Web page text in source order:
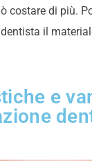
costare di più.
il
e